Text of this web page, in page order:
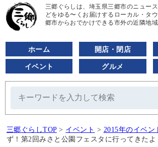
三郷ぐらしは、埼玉県三郷市のニュー
どをゆる〜くお届けするローカル・タ
郷市からおでかけできる市外の近隣地域
ホーム 開店・閉店
イベント グルメ
三郷ぐらしTOP > イベント > 2015年のイベン
ず！第2回みさと公園フェスタに行ってきたよ